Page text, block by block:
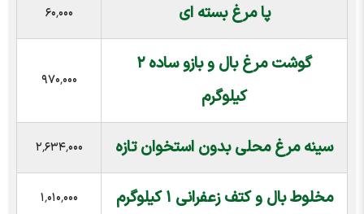
پا مرغ بسته ای ۶۰٬۰۰۰
گوشت مرغ بال و بازو ساده ۲
کیلوگرم
۹۷۰٬۰۰۰
سینه مرغ محلی بدون استخوان تازه ۲٬۶۳۴٬۰۰۰
مخلوط بال و کتف زعفرانی ۱ کیلوگرم ۱٬۰۱۰٬۰۰۰